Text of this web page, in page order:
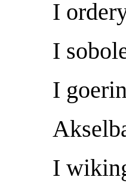
I
I
I
I